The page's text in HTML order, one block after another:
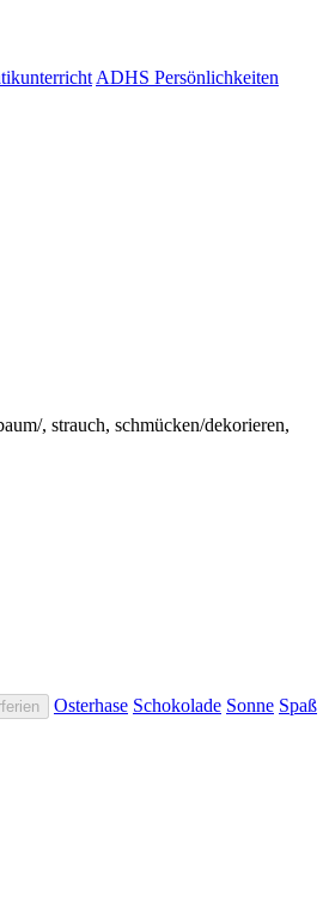
ADHS Persönlichkeiten
, strauch, schmücken/dekorieren,
Osterhase Schokolade Sonne Spaß